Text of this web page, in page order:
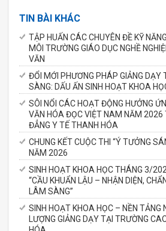
TIN BÀI KHÁC
TẬP HUẤN CÁC CHUYÊN ĐỀ KỸ
MÔI TRƯỜNG GIÁO DỤC NGHỀ
VĂN
ĐỔI MỚI PHƯƠNG PHÁP GIẢNG DẠY
SÀNG: DẤU ẤN SINH HOẠT KHOA
SÔI NỔI CÁC HOẠT ĐỘNG HƯỞNG
VĂN HÓA ĐỌC VIỆT NAM NĂM 2026
ĐẲNG Y TẾ THANH HÓA
CHUNG KẾT CUỘC THI “Ý TƯỞNG
NĂM 2026
SINH HOẠT KHOA HỌC THÁNG 3/
“CẦU KHUẨN LẬU – NHẬN DIỆN,
LÂM SÀNG”
SINH HOẠT KHOA HỌC – NỀN TẢNG
LƯỢNG GIẢNG DẠY TẠI TRƯỜNG